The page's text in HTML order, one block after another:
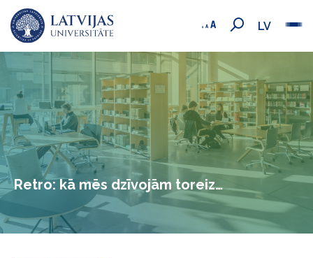
LV
Retro: kā mēs dzīvojām toreiz…